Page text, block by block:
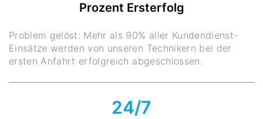
Prozent Ersterfolg
Problem gelöst: Mehr als 90% aller Kundendienst-
Einsätze werden von unseren Technikern bei der
ersten Anfahrt erfolgreich abgeschlossen.
24/7